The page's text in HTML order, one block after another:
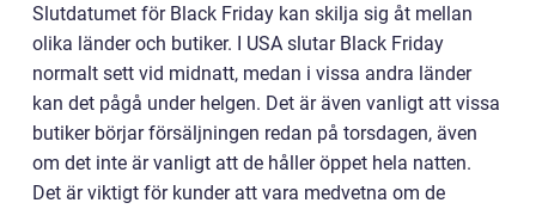
Slutdatumet för Black Friday kan skilja sig åt mellan
olika länder och butiker. I USA slutar Black Friday
normalt sett vid midnatt, medan i vissa andra länder
kan det pågå under helgen. Det är även vanligt att vissa
butiker börjar försäljningen redan på torsdagen, även
om det inte är vanligt att de håller öppet hela natten.
Det är viktigt för kunder att vara medvetna om de